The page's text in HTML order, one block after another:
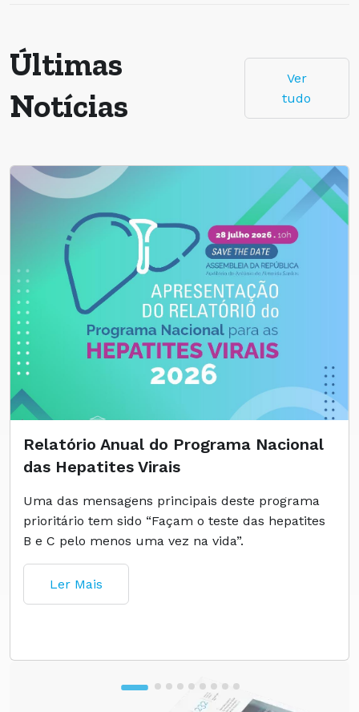
Últimas
Notícias
Ver
tudo
Relatório Anual do Programa Nacional
das Hepatites Virais
Uma das mensagens principais deste programa
prioritário tem sido “Façam o teste das hepatites
B e C pelo menos uma vez na vida”.
Ler Mais